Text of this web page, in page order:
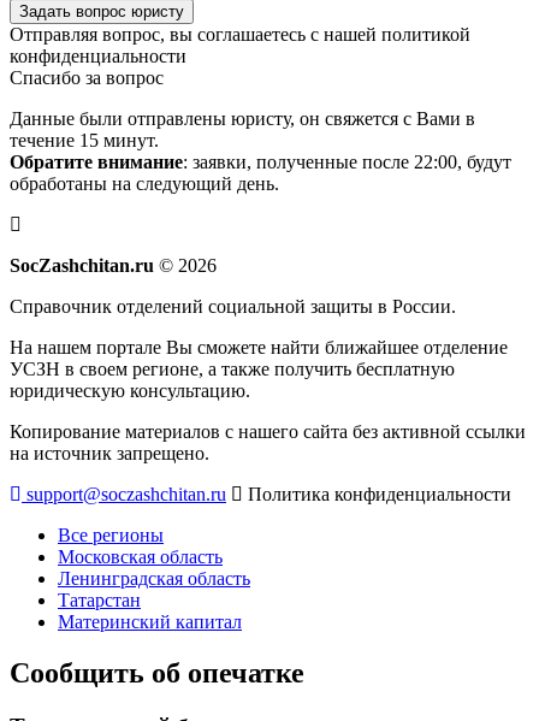
Задать вопрос юристу
Отправляя вопрос, вы соглашаетесь с нашей политикой
конфиденциальности
Спасибо за вопрос
Данные были отправлены юристу, он свяжется с Вами в
течение 15 минут.
Обратите внимание: заявки, полученные после 22:00, будут
обработаны на следующий день.
SocZashchitan.ru © 2026
Справочник отделений социальной защиты в России.
На нашем портале Вы сможете найти ближайшее отделение
УСЗН в своем регионе, а также получить бесплатную
юридическую консультацию.
Копирование материалов с нашего сайта без активной ссылки
на источник запрещено.
support@soczashchitan.ru
Политика конфиденциальности
Все регионы
Московская область
Ленинградская область
Татарстан
Материнский капитал
Сообщить об опечатке